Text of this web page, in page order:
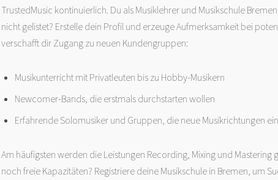
TrustedMusic kontinuierlich. Du als Musiklehrer und Musikschule
nicht gelistet? Erstelle dein Profil und erzeuge Aufmerksamkeit bei
verschafft dir Zugang zu neuen Kundengruppen:
Musikunterricht mit Privatleuten bis zu Hobby-Musikern
Newcomer-Bands, die erstmals durchstarten wollen
Erfahrende Solomusiker und Gruppen, die neue Musikrichtungen
Am häufigsten werden die Leistungen Recording, Mixing und Mastering
noch freie Kapazitäten? Registriere deine Musikschule in Bremen, um